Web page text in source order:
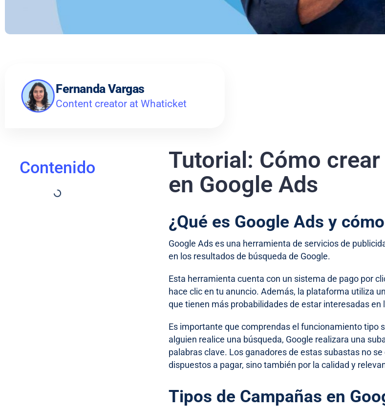
Fernanda Vargas
Content creator at Whaticket
Contenido
Tutorial: Cómo
en Google Ads
¿Qué es Google Ads y
Google Ads es una herramienta de servicios de
en los resultados de búsqueda de Google.
Esta herramienta cuenta con un sistema de pago por
hace clic en tu anuncio. Además, la plataforma utiliza
que tienen más probabilidades de estar interesadas en
Es importante que comprendas el funcionamiento tipo
alguien realice una búsqueda, Google realizara una
palabras clave. Los ganadores de estas subastas no
dispuestos a pagar, sino también por la calidad y
Tipos de Campañas en